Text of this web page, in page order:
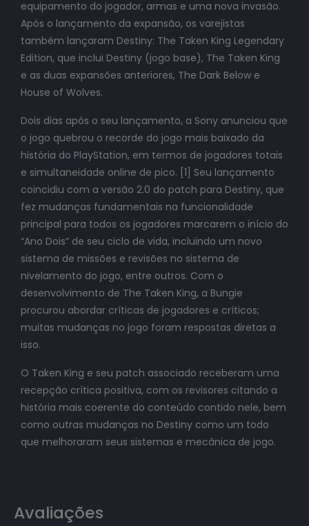
equipamento do jogador, armas e uma nova invasão.
Após o lançamento da expansão, os varejistas
também lançaram Destiny: The Taken King Legendary
Edition, que inclui Destiny (jogo base), The Taken King
e as duas expansões anteriores, The Dark Below e
House of Wolves.
Dois dias após o seu lançamento, a Sony anunciou que
o jogo quebrou o recorde do jogo mais baixado da
história do PlayStation, em termos de jogadores totais
e simultaneidade online de pico. [1] Seu lançamento
coincidiu com a versão 2.0 do patch para Destiny, que
fez mudanças fundamentais na funcionalidade
principal para todos os jogadores marcarem o início do
“Ano Dois” de seu ciclo de vida, incluindo um novo
sistema de missões e revisões no sistema de
nivelamento do jogo, entre outros. Com o
desenvolvimento de The Taken King, a Bungie
procurou abordar críticas de jogadores e críticos;
muitas mudanças no jogo foram respostas diretas a
isso.
O Taken King e seu patch associado receberam uma
recepção crítica positiva, com os revisores citando a
história mais coerente do conteúdo contido nele, bem
como outras mudanças no Destiny como um todo
que melhoraram seus sistemas e mecânica de jogo.
Avaliações